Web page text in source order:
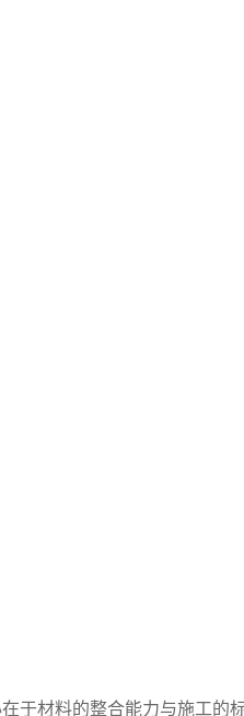
于材料的整合能力与施工的